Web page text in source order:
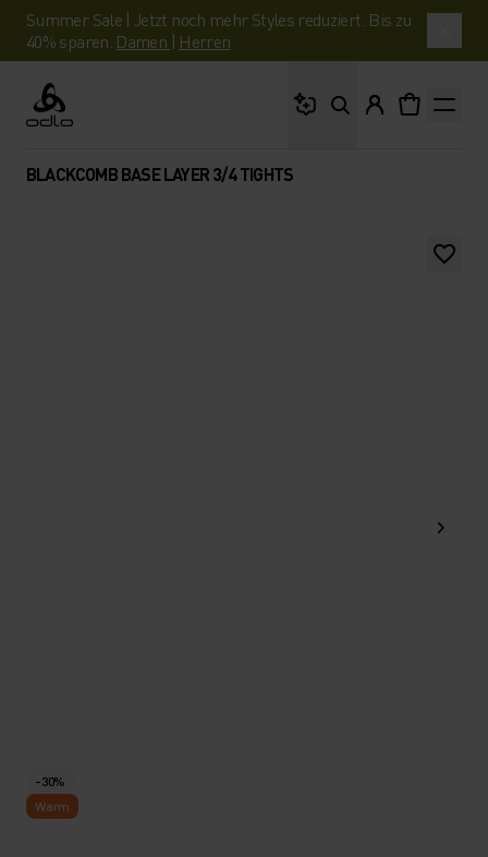
Summer Sale | Jetzt noch mehr Styles reduziert. Bis zu
40% sparen. Damen | Herren
Odlo
BLACKCOMB BASE LAYER 3/4 TIGHTS
-30%
Warm